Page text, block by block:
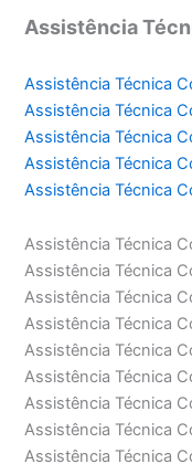
Assistência
Assistência Técnica
Assistência Técnica
Assistência Técnica
Assistência Técnica
Assistência Técnica
Assistência Técnica
Assistência Técnica
Assistência Técnica
Assistência Técnica
Assistência Técnica
Assistência Técnica
Assistência Técnica
Assistência Técnica
Assistência Técnica